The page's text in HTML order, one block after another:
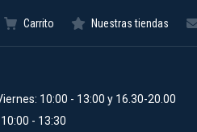
Carrito Nuestras tiendas
10:00 - 13:00 y 16.30-20.00
- 13:30
BOUTIQUE
productos